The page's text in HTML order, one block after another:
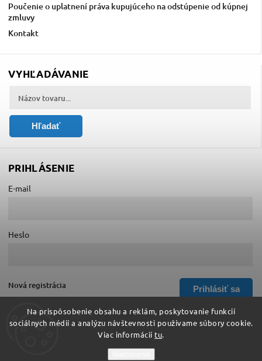
Na prispôsobenie obsahu a reklám, poskytovanie funkcií
sociálnych médií a analýzu návštevnosti používame súbory cookie.
Viac informácií tu.
Poučenie o uplatnení práva kupujúceho na odstúpenie od kúpnej
zmluvy
Kontakt
VYHĽADÁVANIE
Hľadať
PRIHLÁSENIE
E-mail
Heslo
Prihlásiť sa
Nová registrácia
Zabudnuté heslo
Hurá do školy. Všetky práva vyhradené.